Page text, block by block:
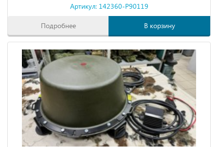
Артикул: 142360-P90119
Подробнее В корзину